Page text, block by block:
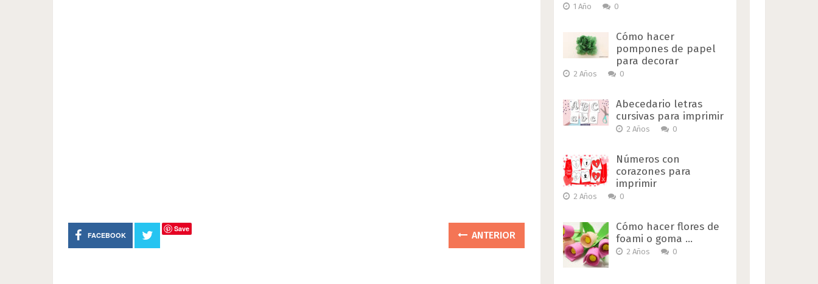
FACEBOOK
Save
ANTERIOR
1 Año 0
Cómo hacer
pompones de papel
para decorar
2 Años 0
Abecedario letras
cursivas para imprimir
2 Años 0
Números con
corazones para
imprimir
2 Años 0
Cómo hacer flores de
foami o goma …
2 Años 0